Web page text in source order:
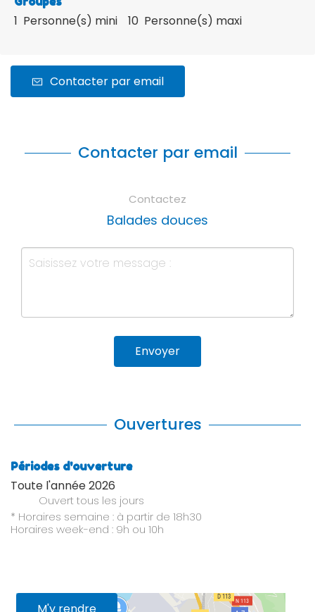
1 Personne(s) mini 10 Personne(s) maxi
Contacter par email
Contacter par email
Contactez
Balades douces
Envoyer
Ouvertures
Périodes d'ouverture
Toute l'année 2026
Ouvert tous les jours
* Horaires semaine : à partir de 18h30
Horaires week-end : 9h ou 10h